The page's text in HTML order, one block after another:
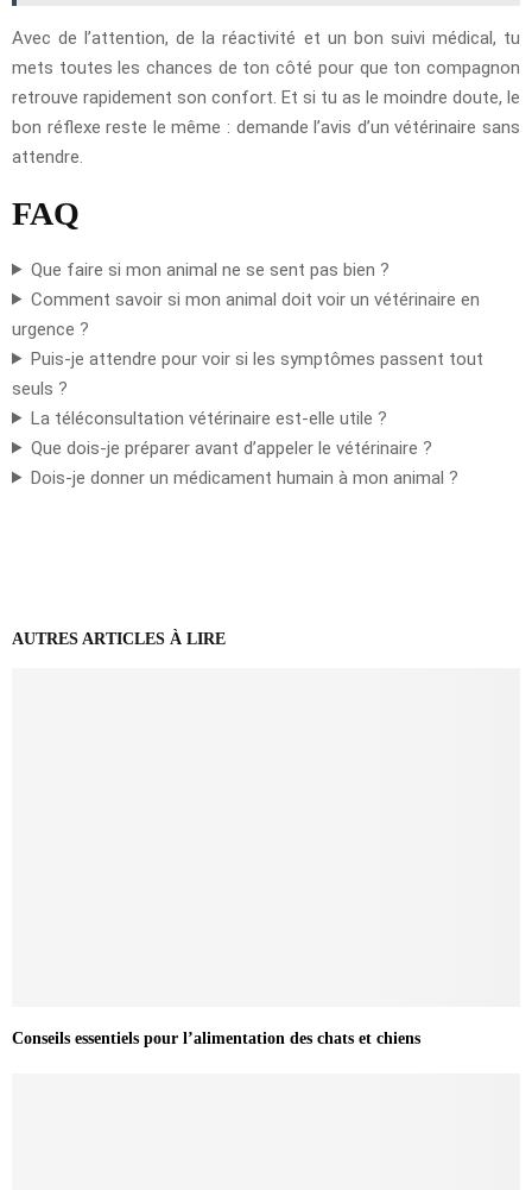
Avec de l’attention, de la réactivité et un bon suivi médical, tu
mets toutes les chances de ton côté pour que ton compagnon
retrouve rapidement son confort. Et si tu as le moindre doute, le
bon réflexe reste le même : demande l’avis d’un vétérinaire sans
attendre.
FAQ
Que faire si mon animal ne se sent pas bien ?
Comment savoir si mon animal doit voir un vétérinaire en
urgence ?
Puis-je attendre pour voir si les symptômes passent tout
seuls ?
La téléconsultation vétérinaire est-elle utile ?
Que dois-je préparer avant d’appeler le vétérinaire ?
Dois-je donner un médicament humain à mon animal ?
AUTRES ARTICLES À LIRE
Conseils essentiels pour l’alimentation des chats et chiens